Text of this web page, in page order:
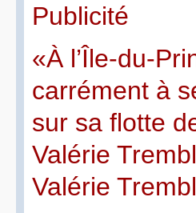
Publicité
«À l’Île-du-
carrément à
sur sa flotte
Valérie
Valérie